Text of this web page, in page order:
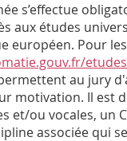
s’effectue
aux études
européen. Pour
au jury
motivation. Il est
ou vocales, un
associée qui